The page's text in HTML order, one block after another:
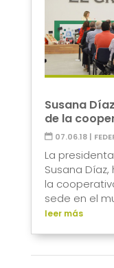
Susana
de la
07.06.18|
La
Susana
la
sede en el
leer más